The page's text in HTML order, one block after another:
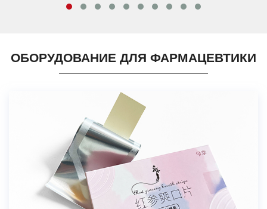
ОБОРУДОВАНИЕ ДЛЯ ФАРМАЦЕВТИКИ